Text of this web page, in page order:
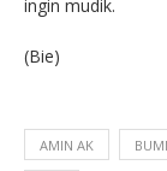
ingin mudik.
(Bie)
AMIN AK